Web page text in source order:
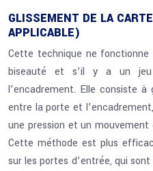
GLISSEMENT DE LA
APPLICABLE)
Cette technique ne
biseauté et s’il y a un
l’encadrement. Elle consiste
entre la porte et
une pression et un
Cette méthode est plus
sur les portes d’entrée, qui